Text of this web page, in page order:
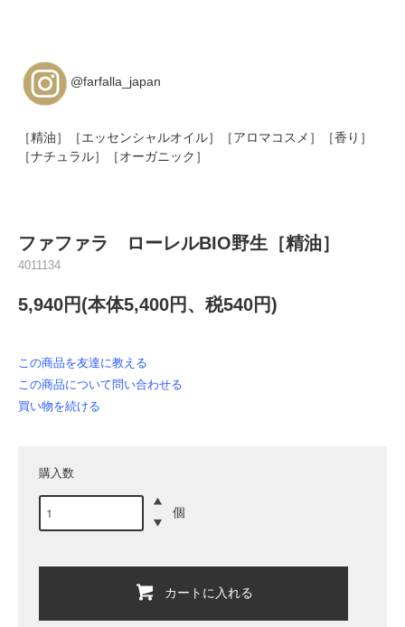
@farfalla_japan
［精油］［エッセンシャルオイル］［アロマコスメ］［香り］
［ナチュラル］［オーガニック］
ファファラ ローレルBIO野生［精油］
4011134
5,940円(本体5,400円、税540円)
この商品を友達に教える
この商品について問い合わせる
買い物を続ける
購入数
個
カートに入れる